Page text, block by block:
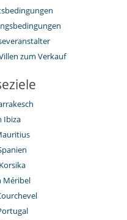
zum Verkauf
Ibiza
Méribel